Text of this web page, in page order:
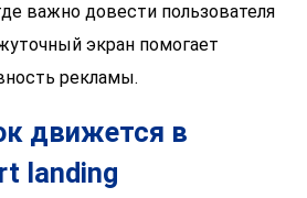
важно довести пользователя
экран помогает
рекламы.
движется в
landing